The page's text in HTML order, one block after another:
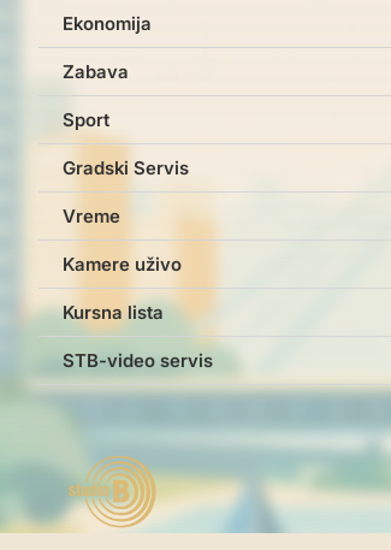
Ekonomija
Zabava
Sport
Gradski Servis
Vreme
Kamere uživo
Kursna lista
STB-video servis